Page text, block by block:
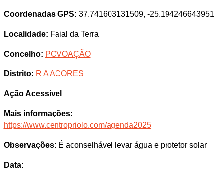
Coordenadas GPS: 37.741603131509, -25.194246643951
Localidade: Faial da Terra
Concelho: POVOAÇÃO
Distrito: R A ACORES
Ação Acessivel
Mais informações:
https://www.centropriolo.com/agenda2025
Observações: É aconselhável levar água e protetor solar
Data: